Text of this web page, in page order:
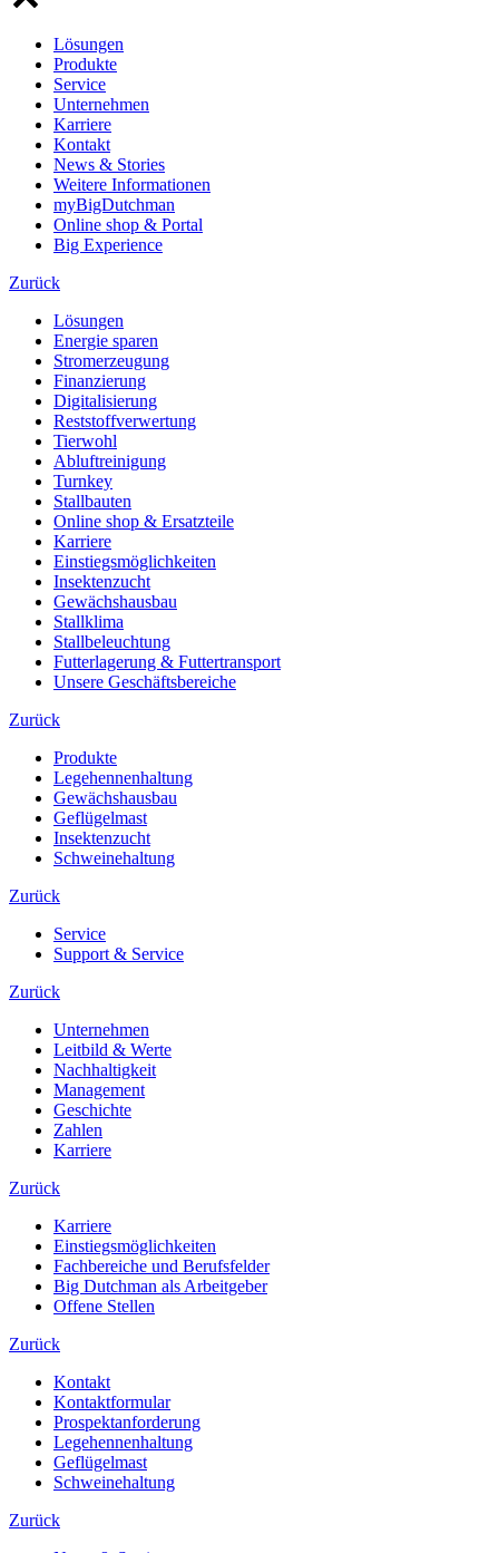
Lösungen
Produkte
Service
Unternehmen
Karriere
Kontakt
News & Stories
Weitere Informationen
myBigDutchman
Online shop & Portal
Big Experience
Zurück
Lösungen
Energie sparen
Stromerzeugung
Finanzierung
Digitalisierung
Reststoffverwertung
Tierwohl
Abluftreinigung
Turnkey
Stallbauten
Online shop & Ersatzteile
Karriere
Einstiegsmöglichkeiten
Insektenzucht
Gewächshausbau
Stallklima
Stallbeleuchtung
Futterlagerung & Futtertransport
Unsere Geschäftsbereiche
Zurück
Produkte
Legehennenhaltung
Gewächshausbau
Geflügelmast
Insektenzucht
Schweinehaltung
Zurück
Service
Support & Service
Zurück
Unternehmen
Leitbild & Werte
Nachhaltigkeit
Management
Geschichte
Zahlen
Karriere
Zurück
Karriere
Einstiegsmöglichkeiten
Fachbereiche und Berufsfelder
Big Dutchman als Arbeitgeber
Offene Stellen
Zurück
Kontakt
Kontaktformular
Prospektanforderung
Legehennenhaltung
Geflügelmast
Schweinehaltung
Zurück